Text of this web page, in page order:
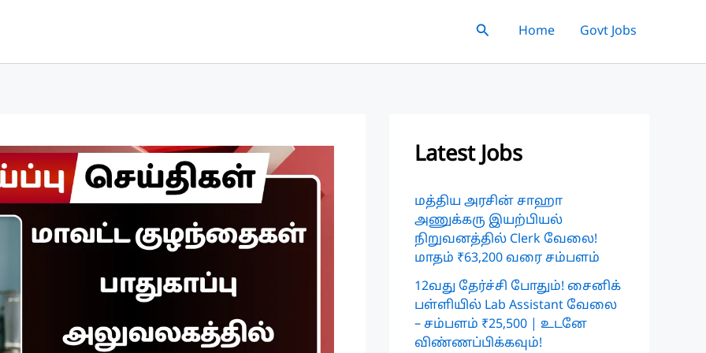
SearchHome Govt Jobs
Latest Jobs
மத்திய அரசின் சாஹா
அணுக்கரு இயற்பியல்
நிறுவனத்தில் Clerk வேலை!
மாதம் ₹63,200 வரை சம்பளம்
12வது தேர்ச்சி போதும்! சைனிக்
பள்ளியில் Lab Assistant வேலை
– சம்பளம் ₹25,500 | உடனே
விண்ணப்பிக்கவும்!